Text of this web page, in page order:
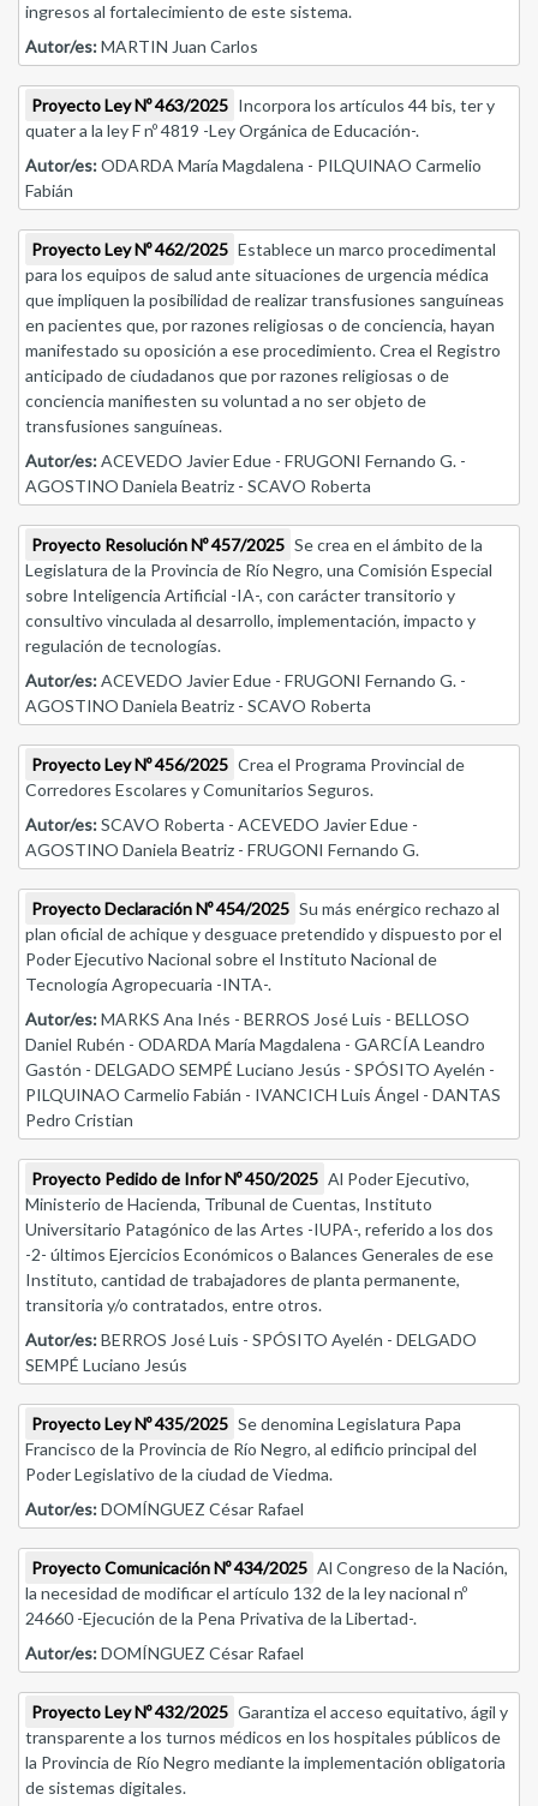
ingresos al fortalecimiento de este sistema.
Autor/es:MARTIN Juan Carlos
Proyecto Ley Nº 463/2025 Incorpora los artículos 44 bis, ter y
quater a la ley F nº 4819 -Ley Orgánica de Educación-.
Autor/es:ODARDA María Magdalena - PILQUINAO Carmelio
Fabián
Proyecto Ley Nº 462/2025 Establece un marco procedimental
para los equipos de salud ante situaciones de urgencia médica
que impliquen la posibilidad de realizar transfusiones sanguíneas
en pacientes que, por razones religiosas o de conciencia, hayan
manifestado su oposición a ese procedimiento. Crea el Registro
anticipado de ciudadanos que por razones religiosas o de
conciencia manifiesten su voluntad a no ser objeto de
transfusiones sanguíneas.
Autor/es:ACEVEDO Javier Edue - FRUGONI Fernando G. -
AGOSTINO Daniela Beatriz - SCAVO Roberta
Proyecto Resolución Nº 457/2025 Se crea en el ámbito de la
Legislatura de la Provincia de Río Negro, una Comisión Especial
sobre Inteligencia Artificial -IA-, con carácter transitorio y
consultivo vinculada al desarrollo, implementación, impacto y
regulación de tecnologías.
Autor/es:ACEVEDO Javier Edue - FRUGONI Fernando G. -
AGOSTINO Daniela Beatriz - SCAVO Roberta
Proyecto Ley Nº 456/2025 Crea el Programa Provincial de
Corredores Escolares y Comunitarios Seguros.
Autor/es:SCAVO Roberta - ACEVEDO Javier Edue -
AGOSTINO Daniela Beatriz - FRUGONI Fernando G.
Proyecto Declaración Nº 454/2025 Su más enérgico rechazo al
plan oficial de achique y desguace pretendido y dispuesto por el
Poder Ejecutivo Nacional sobre el Instituto Nacional de
Tecnología Agropecuaria -INTA-.
Autor/es:MARKS Ana Inés - BERROS José Luis - BELLOSO
Daniel Rubén - ODARDA María Magdalena - GARCÍA Leandro
Gastón - DELGADO SEMPÉ Luciano Jesús - SPÓSITO Ayelén -
PILQUINAO Carmelio Fabián - IVANCICH Luis Ángel - DANTAS
Pedro Cristian
Proyecto Pedido de Infor Nº 450/2025 Al Poder Ejecutivo,
Ministerio de Hacienda, Tribunal de Cuentas, Instituto
Universitario Patagónico de las Artes -IUPA-, referido a los dos
-2- últimos Ejercicios Económicos o Balances Generales de ese
Instituto, cantidad de trabajadores de planta permanente,
transitoria y/o contratados, entre otros.
Autor/es:BERROS José Luis - SPÓSITO Ayelén - DELGADO
SEMPÉ Luciano Jesús
Proyecto Ley Nº 435/2025 Se denomina Legislatura Papa
Francisco de la Provincia de Río Negro, al edificio principal del
Poder Legislativo de la ciudad de Viedma.
Autor/es:DOMÍNGUEZ César Rafael
Proyecto Comunicación Nº 434/2025 Al Congreso de la Nación,
la necesidad de modificar el artículo 132 de la ley nacional nº
24660 -Ejecución de la Pena Privativa de la Libertad-.
Autor/es:DOMÍNGUEZ César Rafael
Proyecto Ley Nº 432/2025 Garantiza el acceso equitativo, ágil y
transparente a los turnos médicos en los hospitales públicos de
la Provincia de Río Negro mediante la implementación obligatoria
de sistemas digitales.